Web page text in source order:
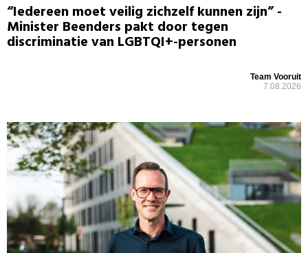
“Iedereen moet veilig zichzelf kunnen zijn” -
Minister Beenders pakt door tegen
discriminatie van LGBTQI+-personen
Team Vooruit
7.08.2026